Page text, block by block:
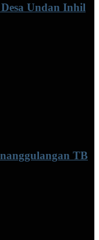
Undan Inhil
TB